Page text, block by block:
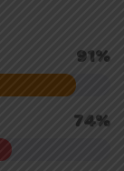
91%
74%